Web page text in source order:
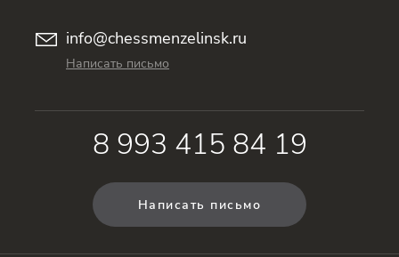
info@chessmenzelinsk.ru
Написать письмо
8 993 415 84 19
Написать письмо